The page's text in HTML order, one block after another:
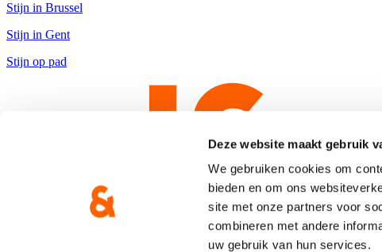
Deze website maakt gebruik
We gebruiken cookies om
bieden en om ons
site met onze partners voor
combineren met andere
uw gebruik van hun services.
Stijn in Brussel
Stijn in Gent
Stijn op pad